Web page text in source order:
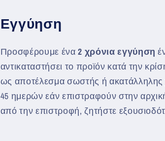
Εγγύηση
Προσφέρουμε ένα2 χρόνια εγγύηση
αντικαταστήσει το προϊόν κατά την
ως αποτέλεσμα σωστής ή ακατάλληλης
45 ημερών εάν επιστραφούν στην
από την επιστροφή, ζητήστε